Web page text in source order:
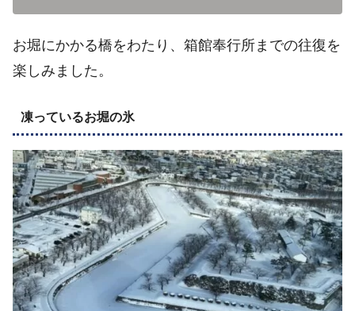
お堀にかかる橋をわたり、箱館奉行所までの往復を
楽しみました。
凍っているお堀の氷